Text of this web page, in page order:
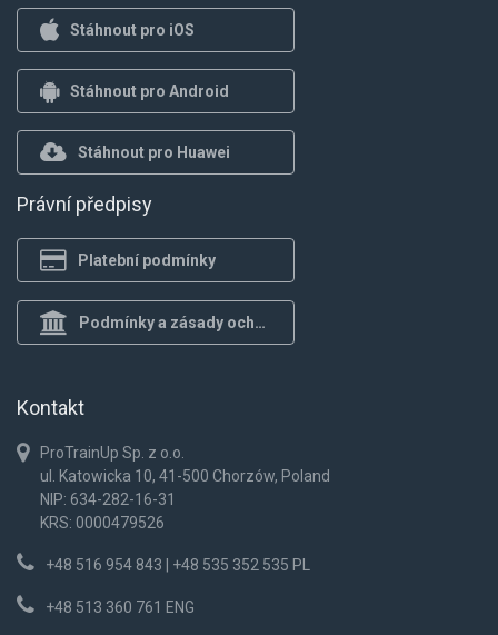
Stáhnout pro iOS
Stáhnout pro Android
Stáhnout pro Huawei
Právní předpisy
Platební podmínky
Podmínky a zásady ochrany osob.
Kontakt
ProTrainUp Sp. z o.o.
ul. Katowicka 10, 41-500 Chorzów, Poland
NIP: 634-282-16-31
KRS: 0000479526
+48 516 954 843 | +48 535 352 535 PL
+48 513 360 761 ENG